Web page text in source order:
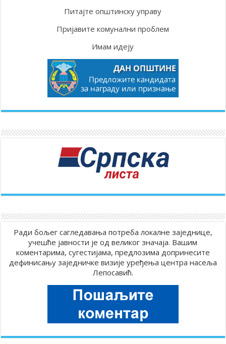
Питајте општинску управу
Пријавите комунални проблем
Имам идеју
Ради бољег сагледавања потреба локалне заједнице,
учешће јавности је од великог значаја. Вашим
коментарима, сугестијама, предлозима допринесите
дефинисању заједничке визије уређења центра насеља
Лепосавић.